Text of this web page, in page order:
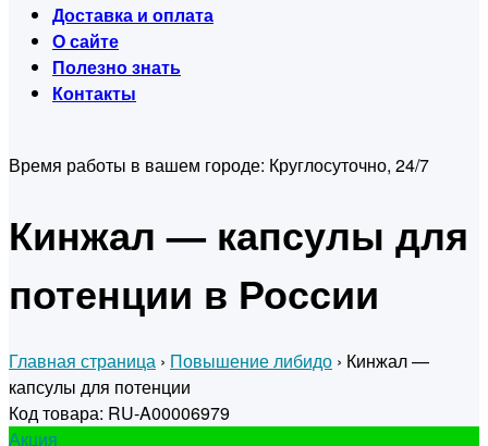
Доставка и оплата
О сайте
Полезно знать
Контакты
Время работы в вашем городе: Круглосуточно, 24/7
Кинжал — капсулы для
потенции в России
Главная страница › Повышение либидо › Кинжал —
капсулы для потенции
Код товара: RU-A00006979
Акция